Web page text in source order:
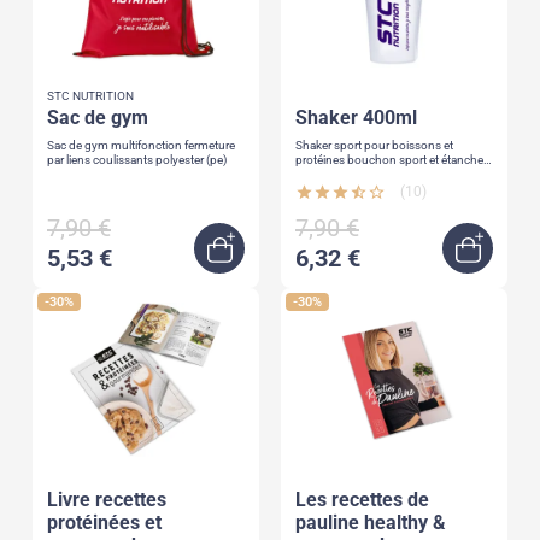
sac de gym
STC NUTRITION
Sac de gym multifonction fermeture
par liens coulissants polyester (pe)
7,90 €
5,53 €
Quick view
shaker 400ml
Shaker sport pour boissons et
protéines bouchon sport et étanche
disponibles
star star star star_half star_border (10)
7,90 €
6,32 €
Quick
-30%
livre recettes
protéinées et
-30%
les recettes de
pauline healthy &